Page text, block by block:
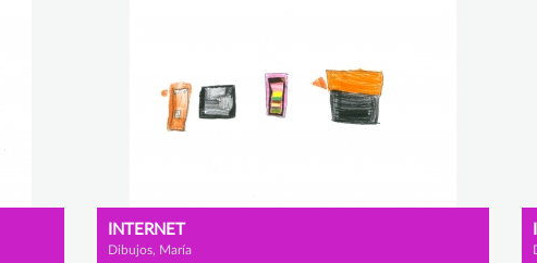
INTERNET
Dibujos, María